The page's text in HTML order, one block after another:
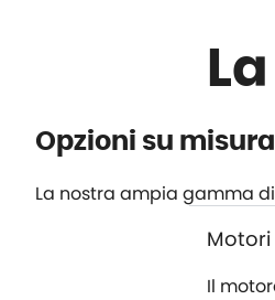
Opzioni su
La nostra ampia gamma
Motori
Il